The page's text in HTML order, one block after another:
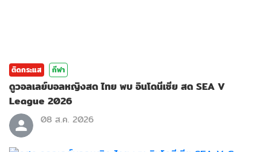
ติดกระแส กีฬา
ดูวอลเลย์บอลหญิงสด ไทย พบ อินโดนีเซีย สด SEA V
League 2026
08 ส.ค. 2026